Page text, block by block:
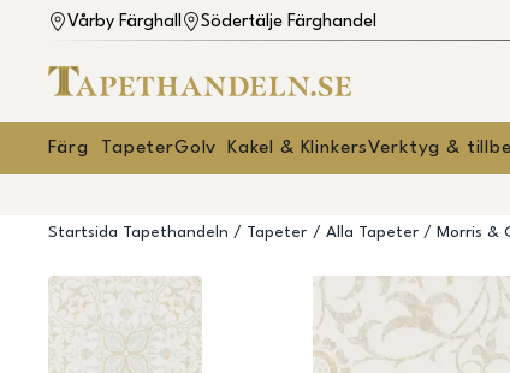
Vårby Färghall Södertälje Färghandel
Färg TapeterGolv Kakel & KlinkersVerktyg &
Startsida Tapethandeln Tapeter Alla Tapeter Morris &